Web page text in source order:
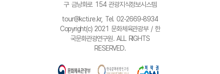
구 금낭화로 154 관광지식정보시스템
tour@kcti.re.kr, Tel. 02-2669-8934
Copyright(c) 2021 문화체육관광부 / 한
국문화관광연구원. ALL RIGHTS
RESERVED.